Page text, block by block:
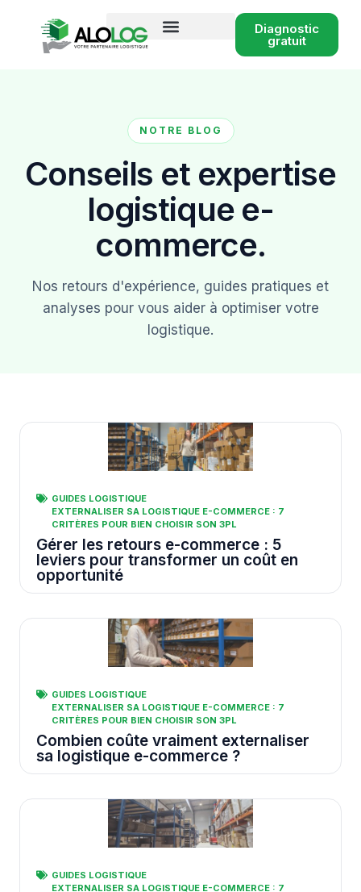
Diagnostic
gratuit
NOTRE BLOG
Conseils et expertise
logistique e-
commerce.
Nos retours d'expérience, guides pratiques et
analyses pour vous aider à optimiser votre
logistique.
GUIDES LOGISTIQUE
EXTERNALISER SA LOGISTIQUE E-COMMERCE : 7
CRITÈRES POUR BIEN CHOISIR SON 3PL
Gérer les retours e-commerce : 5
leviers pour transformer un coût en
opportunité
GUIDES LOGISTIQUE
EXTERNALISER SA LOGISTIQUE E-COMMERCE : 7
CRITÈRES POUR BIEN CHOISIR SON 3PL
Combien coûte vraiment externaliser
sa logistique e-commerce ?
GUIDES LOGISTIQUE
EXTERNALISER SA LOGISTIQUE E-COMMERCE : 7